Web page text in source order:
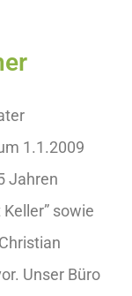
1.1.2009
Jahren
sowie
Unser Büro